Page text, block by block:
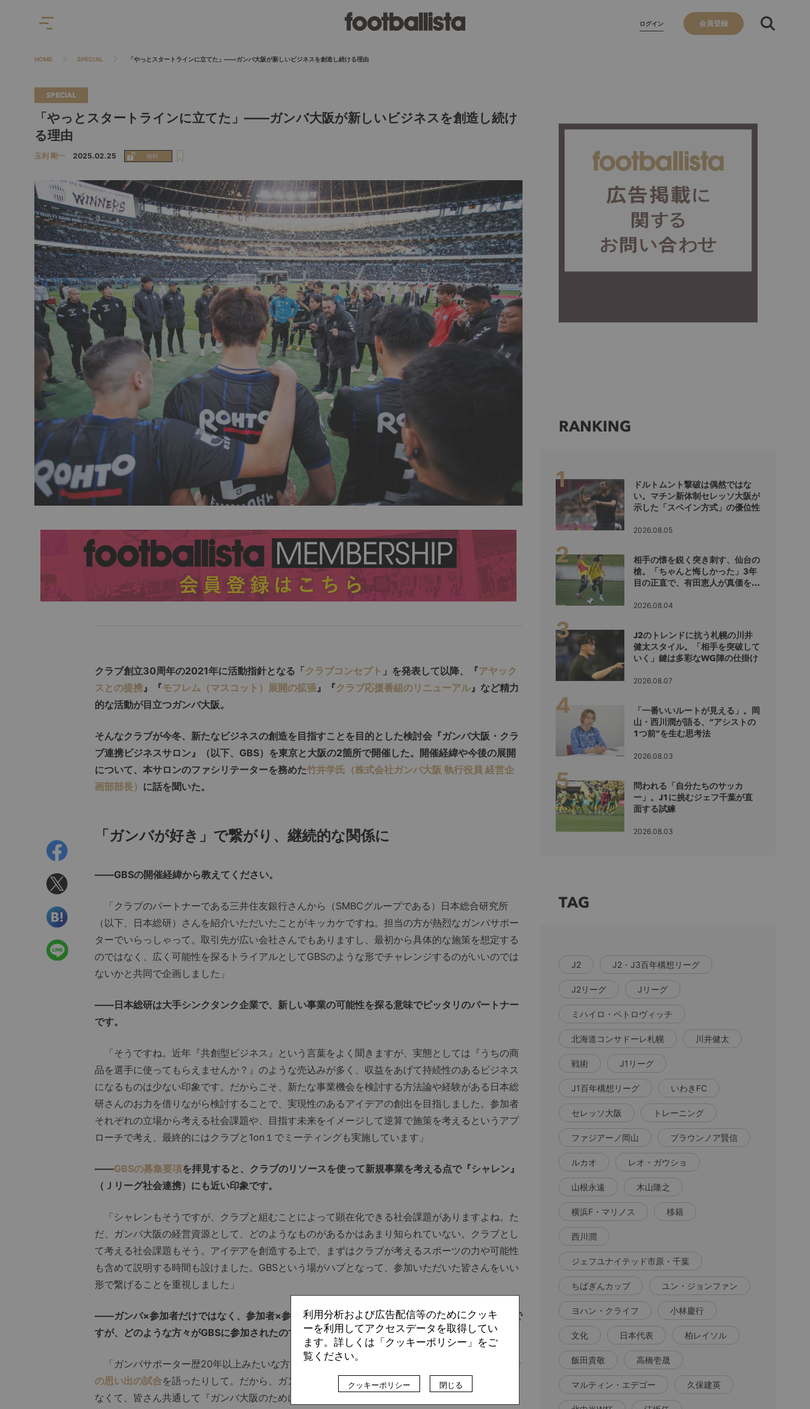
ログイン 会員登録
HOME SPECIAL 「やっとスタートラインに立てた」――ガンバ大阪が新しいビジネスを創造し続ける理由
SPECIAL
「やっとスタートラインに立てた」――ガンバ大阪が新しいビジネスを創造し続け
る理由
玉利 剛一 2025.02.25
クラブ創立30周年の2021年に活動指針となる「クラブコンセプト 」を発表して以降、『アヤック
スとの提携 』『モフレム（マスコット）展開の拡張 』『クラブ応援番組のリニューアル』など精力
的な活動が目立つガンバ大阪。
そんなクラブが今冬、新たなビジネスの創造を目指すことを目的とした検討会『ガンバ大阪・クラ
ブ連携ビジネスサロン』（以下、GBS）を東京と大阪の2箇所で開催した。開催経緯や今後の展開
について、本サロンのファシリテーターを務めた竹井学氏（株式会社ガンバ大阪 執行役員 経営企
画部部長） に話を聞いた。
「ガンバが好き」で繋がり、継続的な関係に
――GBSの開催経緯から教えてください。
「クラブのパートナーである三井住友銀行さんから（SMBCグループである）日本総合研究所
（以下、日本総研）さんを紹介いただいたことがキッカケですね。担当の方が熱烈なガンバサポー
ターでいらっしゃって。取引先が広い会社さんでもありますし、最初から具体的な施策を想定する
のではなく、広く可能性を探るトライアルとしてGBSのような形でチャレンジするのがいいのでは
ないかと共同で企画しました」
――日本総研は大手シンクタンク企業で、新しい事業の可能性を探る意味でピッタリのパートナー
です。
「そうですね。近年『共創型ビジネス』という言葉をよく聞きますが、実態としては『うちの商
品を選手に使ってもらえませんか？』のような売込みが多く、収益をあげて持続性のあるビジネス
になるものは少ない印象です。だからこそ、新たな事業機会を検討する方法論や経験がある日本総
研さんのお力を借りながら検討することで、実現性のあるアイデアの創出を目指しました。参加者
それぞれの立場から考える社会課題や、目指す未来をイメージして逆算で施策を考えるというアプ
ローチで考え、最終的にはクラブと1on１でミーティングも実施しています」
――GBSの募集要項を拝見すると、クラブのリソースを使って新規事業を考える点で『シャレン』
（Ｊリーグ社会連携）にも近い印象です。
「シャレンもそうですが、クラブと組むことによって顕在化できる社会課題がありますよね。た
だ、ガンバ大阪の経営資源として、どのようなものがあるかはあまり知られていない。クラブとし
て考える社会課題もそう。アイデアを創造する上で、まずはクラブが考えるスポーツの力や可能性
も含めて説明する時間も設けました。GBSという場がハブとなって、参加いただいた皆さんをいい
形で繋げることを重視しました」
――ガンバ×参加者だけではなく、参加者×参加者のシナジーで企画が生まれる可能性もありそうで
すが、どのような方々がGBSに参加されたのですか？
「ガンバサポーター歴20年以上みたいな方々ばかりでした（笑）。最初の自己紹介で全員が
自分
の思い出の試合を語ったりして。だから、ガンバの名前を使って自社の儲けを考えるような方はい
なくて、皆さん共通して『ガンバ大阪のために何ができるか』という想いが強かったですね。共通
RANKING
ドルトムント撃破は偶然ではな
い。マチン新体制セレッソ大阪が
示した「スペイン方式」の優位性
2026.08.05
相手の懐を鋭く突き刺す、仙台の
槍。「ちゃんと悔しかった」3年
目の正直で、有田恵人が真価を示
2026.08.04
J2のトレンドに抗う札幌の川井
健太スタイル。「相手を突破して
いく」鍵は多彩なWG陣の仕掛け
2026.08.07
「一番いいルートが見える」。岡
山・西川潤が語る、“アシストの
1つ前”を生む思考法
2026.08.03
問われる「自分たちのサッカ
ー」。J1に挑むジェフ千葉が直
面する試練
2026.08.03
TAG
J2 J2・J3百年構想リーグ
J2リーグ Jリーグ
ミハイロ・ペトロヴィッチ
北海道コンサドーレ札幌 川井健太
戦術 J1リーグ
J1百年構想リーグ いわきFC
セレッソ大阪 トレーニング
ファジアーノ岡山 ブラウンノア賢信
ルカオ レオ・ガウショ
山根永遠 木山隆之
横浜F・マリノス 移籍
西川潤
ジェフユナイテッド市原・千葉
ちばぎんカップ ユン・ジョンファン
ヨハン・クライフ 小林慶行
文化 日本代表 柏レイソル
飯田貴敬 高橋壱晟
マルティン・エデゴー 久保建英
利用分析および広告配信等のためにクッキ
ーを利用してアクセスデータを取得してい
ます。詳しくは「クッキーポリシー」をご
覧ください。
クッキーポリシー 閉じる